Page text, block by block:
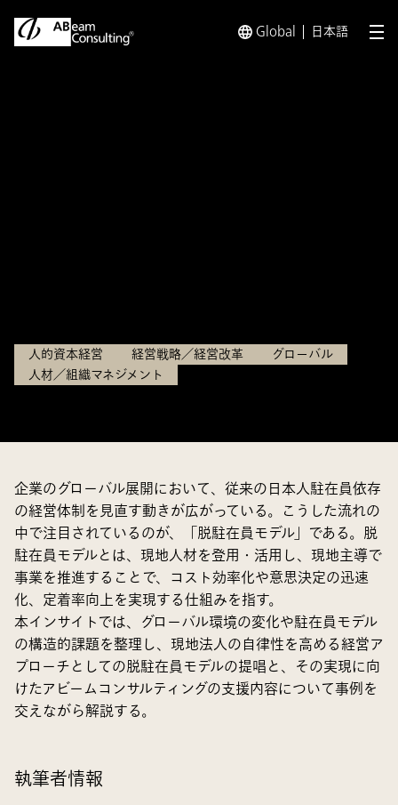
Global 日本語 メ
人的資本経営 経営戦略／経営改革
グローバル
人材／組織マネジメント
企業のグローバル展開において、従来の日本人駐在員依存
の経営体制を見直す動きが広がっている。こうした流れの
中で注目されているのが、「脱駐在員モデル」である。脱
駐在員モデルとは、現地人材を登用・活用し、現地主導で
事業を推進することで、コスト効率化や意思決定の迅速
化、定着率向上を実現する仕組みを指す。
本インサイトでは、グローバル環境の変化や駐在員モデル
の構造的課題を整理し、現地法人の自律性を高める経営ア
プローチとしての脱駐在員モデルの提唱と、その実現に向
けたアビームコンサルティングの支援内容について事例を
交えながら解説する。
執筆者情報